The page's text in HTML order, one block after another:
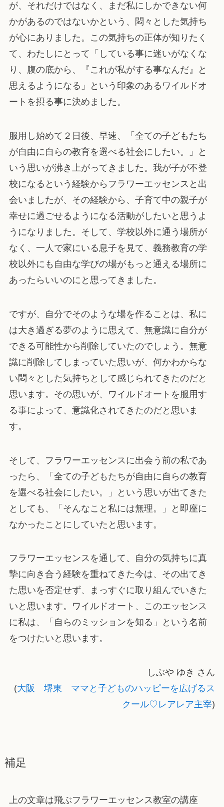
が、それだけではなく、まだ私にしかできない何
かがあるのではないかという、悶々とした気持ち
が心にありました。この気持ちの正体が知りたく
て、わたしにとって「している事に迷いがなくな
り、腹の底から、『これが私がする事なんだ』と
思えるようになる」という印象のあるワイルドオ
ートを摂る事に決めました。
服用し始めて２日後、早速、「全ての子どもたち
が自由に自らの教育を選べる社会にしたい。」と
いう思いが沸き上がってきました。我が子が不登
校になるという経験からフラワーエッセンスと出
会いましたが、その経験から、子育て中の親子が
幸せに過ごせるようになる活動がしたいと思うよ
うになりました。そして、学校以外に通う場所が
なく、一人で家にいる息子を見て、義務教育の学
校以外にも自由な学びの場がもっと通える場所に
あったらいいのにと思ってきました。
ですが、自分でそのような場を作ることは、私に
は大き過ぎる夢のように思えて、無意識に自分が
できる可能性から削除していたのでしょう。無意
識に削除してしまっていた思いが、何かわからな
い悶々とした気持ちとして感じられてきたのだと
思います。その思いが、ワイルドオートを服用す
る事によって、意識化されてきたのだと思いま
す。
そして、フラワーエッセンスに出会う前の私であ
ったら、「全ての子どもたちが自由に自らの教育
を選べる社会にしたい。」という思いが出てきた
としても、「そんなこと私には無理。」と即座に
なかったことにしていたと思います。
フラワーエッセンスを通して、自分の気持ちに真
摯に向き合う経験を重ねてきた今は、その出てき
た思いを否定せず、まっすぐに取り組んでいきた
いと思います。ワイルドオート、このエッセンス
に私は、「自らのミッションを知る」という名前
をつけたいと思います。
しぶや ゆき さん
(大阪 堺東 ママと子どものハッピーを広げるス
クール♡レアレア主宰)
補足
上の文章は飛ぶフラワーエッセンス教室の講座